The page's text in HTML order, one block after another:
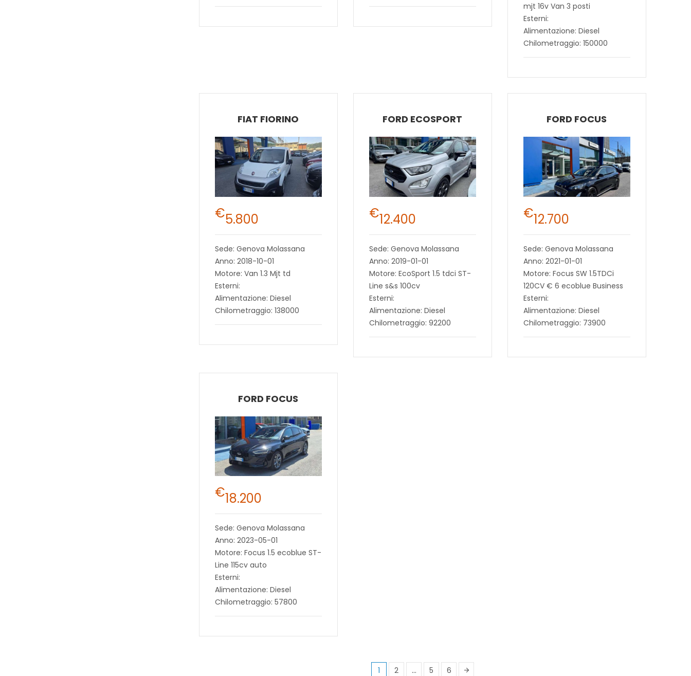
mjt 16v Van 3 posti
Esterni:
Alimentazione: Diesel
Chilometraggio: 150000
FIAT FIORINO
€5.800
Sede: Genova Molassana
Anno: 2018-10-01
Motore: Van 1.3 Mjt td
Esterni:
Alimentazione: Diesel
Chilometraggio: 138000
FORD ECOSPORT
€12.400
Sede: Genova Molassana
Anno: 2019-01-01
Motore: EcoSport 1.5 tdci ST-
Line s&s 100cv
Esterni:
Alimentazione: Diesel
Chilometraggio: 92200
FORD FOCUS
€12.700
Sede: Genova Molassana
Anno: 2021-01-01
Motore: Focus SW 1.5TDCi
120CV € 6 ecoblue Business
Esterni:
Alimentazione: Diesel
Chilometraggio: 73900
FORD FOCUS
€18.200
Sede: Genova Molassana
Anno: 2023-05-01
Motore: Focus 1.5 ecoblue ST-
Line 115cv auto
Esterni:
Alimentazione: Diesel
Chilometraggio: 57800
1 2 … 5 6